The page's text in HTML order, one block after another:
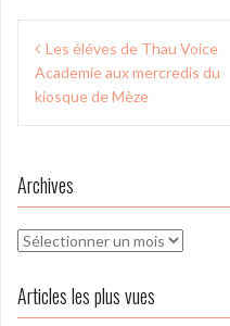
Navigation
de
l’article
Les éléves de Thau Voice
Academie aux mercredis du
kiosque de Mèze
Archives
Archives
Articles les plus vues